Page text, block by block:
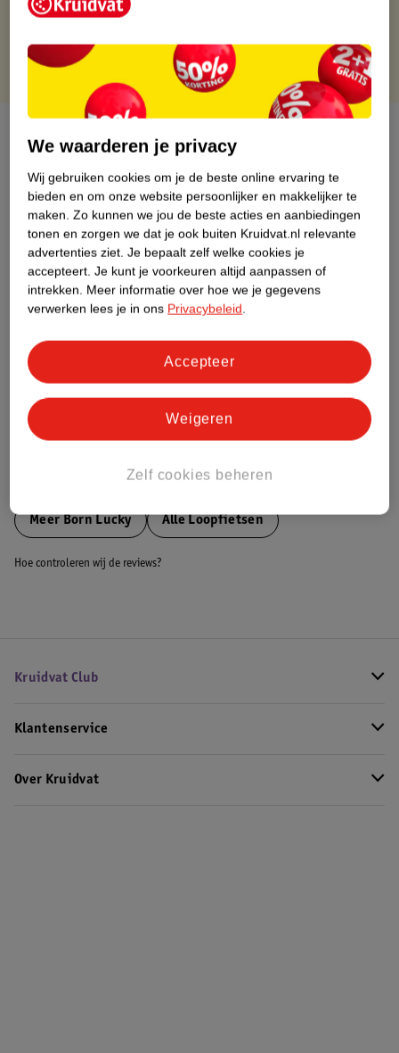
Gratis punten met je Kruidvat kaart
Productinformatie
Etiketinformatie
Nature Impact Score
Dit product heeft (nog) geen Nature
Meer informatie
Bestel & Bezorginformatie
Meer Born Lucky Alle Loopfietsen
Hoe controleren wij de reviews?
Kruidvat Club
Klantenservice
Over Kruidvat
We waarderen je privacy
Wij gebruiken cookies om je de beste online ervaring te
bieden en om onze website persoonlijker en makkelijker te
maken. Zo kunnen we jou de beste acties en aanbiedingen
tonen en zorgen we dat je ook buiten Kruidvat.nl relevante
advertenties ziet. Je bepaalt zelf welke cookies je
accepteert. Je kunt je voorkeuren altijd aanpassen of
intrekken. Meer informatie over hoe we je gegevens
verwerken lees je in ons Privacybeleid.
Zelf cookies beheren
Weigeren
Accepteer